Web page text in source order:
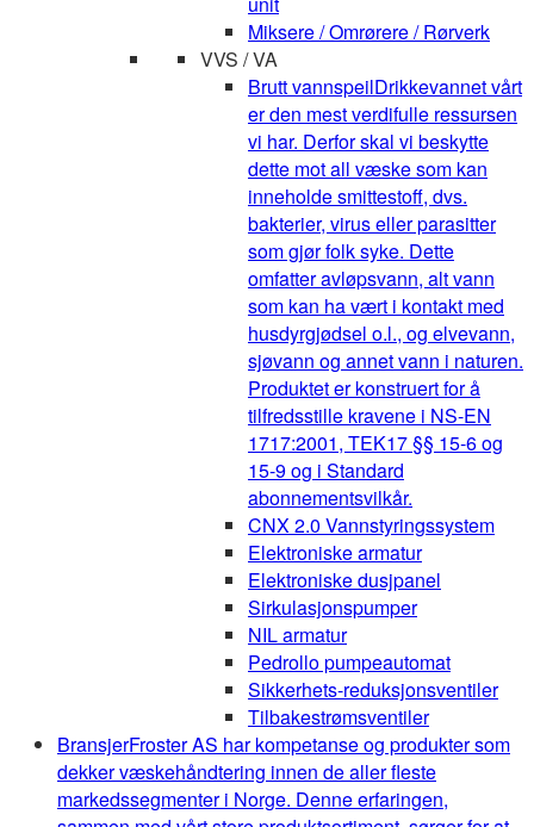
Miksere / Omrørere / Rørverk
VVS / VA
Brutt vannspeilDrikkevannet vårt
er den mest verdifulle ressursen
vi har. Derfor skal vi beskytte
dette mot all væske som kan
inneholde smittestoff, dvs.
bakterier, virus eller parasitter
som gjør folk syke. Dette
omfatter avløpsvann, alt vann
som kan ha vært i kontakt med
husdyrgjødsel o.l., og elvevann,
sjøvann og annet vann i naturen.
Produktet er konstruert for å
tilfredsstille kravene i NS-EN
1717:2001, TEK17 §§ 15-6 og
15-9 og i Standard
abonnementsvilkår.
CNX 2.0 Vannstyringssystem
Elektroniske armatur
Elektroniske dusjpanel
Sirkulasjonspumper
NIL armatur
Pedrollo pumpeautomat
Sikkerhets-reduksjonsventiler
Tilbakestrømsventiler
BransjerFroster AS har kompetanse og produkter som
dekker væskehåndtering innen de aller fleste
markedssegmenter i Norge. Denne erfaringen,